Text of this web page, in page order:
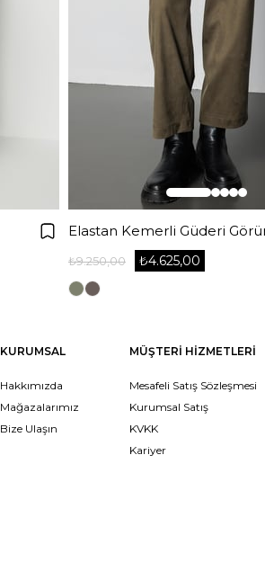
₺4.625,00
₺9.250,00
KURUMSAL
Hakkımızda
Mağazalarımız
Bize Ulaşın
MÜŞTERİ HİZMETLERİ
Mesafeli Satış Sözleşmesi
Kurumsal Satış
KVKK
Kariyer